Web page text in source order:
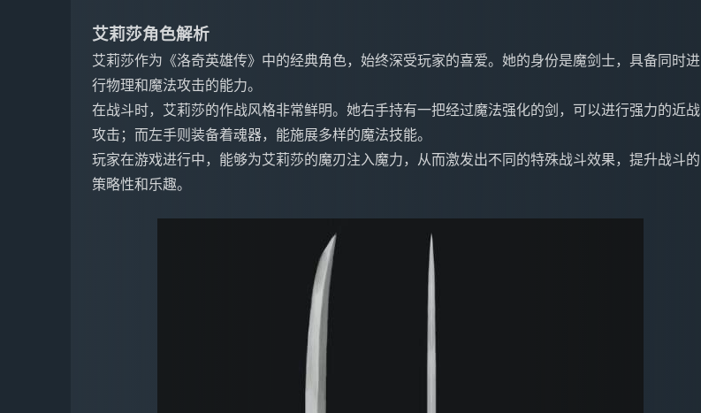
艾莉莎角色解析
艾莉莎作为《洛奇英雄传》中的经典角色，始终深受玩家的喜爱。她的身份是魔剑士，具备同时进
行物理和魔法攻击的能力。
在战斗时，艾莉莎的作战风格非常鲜明。她右手持有一把经过魔法强化的剑，可以进行强力的近战
攻击；而左手则装备着魂器，能施展多样的魔法技能。
玩家在游戏进行中，能够为艾莉莎的魔刃注入魔力，从而激发出不同的特殊战斗效果，提升战斗的
策略性和乐趣。